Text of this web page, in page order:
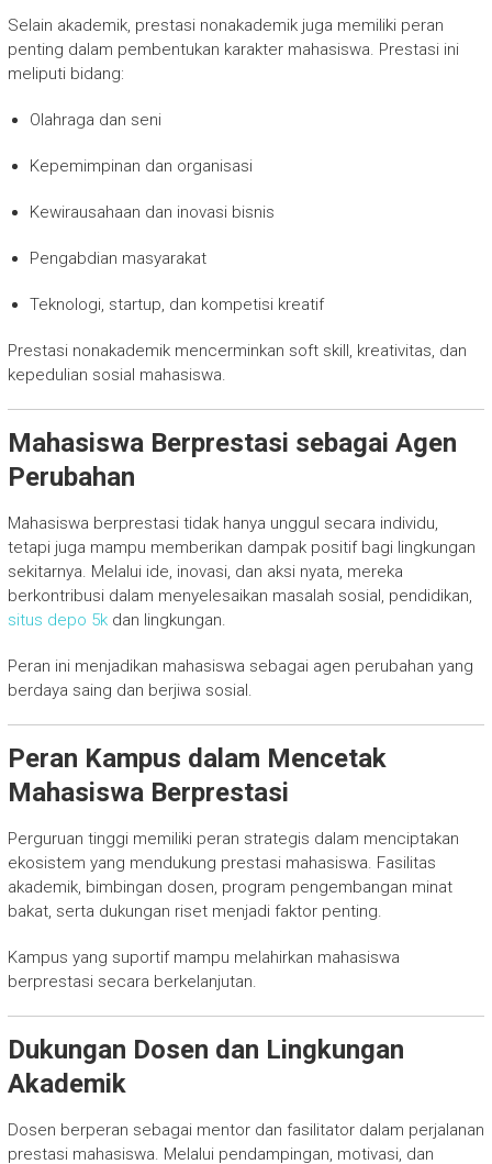
Selain akademik, prestasi nonakademik juga memiliki peran
penting dalam pembentukan karakter mahasiswa. Prestasi ini
meliputi bidang:
Olahraga dan seni
Kepemimpinan dan organisasi
Kewirausahaan dan inovasi bisnis
Pengabdian masyarakat
Teknologi, startup, dan kompetisi kreatif
Prestasi nonakademik mencerminkan soft skill, kreativitas, dan
kepedulian sosial mahasiswa.
Mahasiswa Berprestasi sebagai Agen
Perubahan
Mahasiswa berprestasi tidak hanya unggul secara individu,
tetapi juga mampu memberikan dampak positif bagi lingkungan
sekitarnya. Melalui ide, inovasi, dan aksi nyata, mereka
berkontribusi dalam menyelesaikan masalah sosial, pendidikan,
situs depo 5kdan lingkungan.
Peran ini menjadikan mahasiswa sebagai agen perubahan yang
berdaya saing dan berjiwa sosial.
Peran Kampus dalam Mencetak
Mahasiswa Berprestasi
Perguruan tinggi memiliki peran strategis dalam menciptakan
ekosistem yang mendukung prestasi mahasiswa. Fasilitas
akademik, bimbingan dosen, program pengembangan minat
bakat, serta dukungan riset menjadi faktor penting.
Kampus yang suportif mampu melahirkan mahasiswa
berprestasi secara berkelanjutan.
Dukungan Dosen dan Lingkungan
Akademik
Dosen berperan sebagai mentor dan fasilitator dalam perjalanan
prestasi mahasiswa. Melalui pendampingan, motivasi, dan